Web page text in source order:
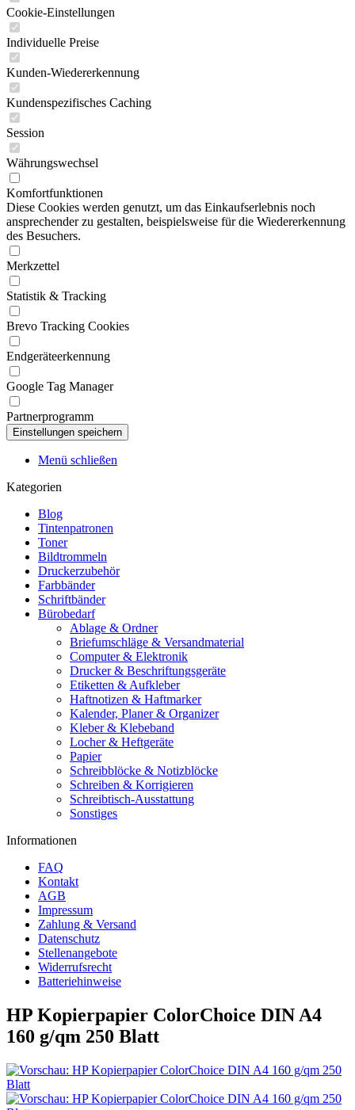
Cookie-Einstellungen
Individuelle Preise
Kunden-Wiedererkennung
Kundenspezifisches Caching
Session
Währungswechsel
Komfortfunktionen
Diese Cookies werden genutzt, um das Einkaufserlebnis noch
ansprechender zu gestalten, beispielsweise für die Wiedererkennung
des Besuchers.
Merkzettel
Statistik & Tracking
Brevo Tracking Cookies
Endgeräteerkennung
Google Tag Manager
Partnerprogramm
Menü schließen
Kategorien
Blog
Tintenpatronen
Toner
Bildtrommeln
Druckerzubehör
Farbbänder
Schriftbänder
Bürobedarf
Ablage & Ordner
Briefumschläge & Versandmaterial
Computer & Elektronik
Drucker & Beschriftungsgeräte
Etiketten & Aufkleber
Haftnotizen & Haftmarker
Kalender, Planer & Organizer
Kleber & Klebeband
Locher & Heftgeräte
Papier
Schreibblöcke & Notizblöcke
Schreiben & Korrigieren
Schreibtisch-Ausstattung
Sonstiges
Informationen
FAQ
Kontakt
AGB
Impressum
Zahlung & Versand
Datenschutz
Stellenangebote
Widerrufsrecht
Batteriehinweise
HP Kopierpapier ColorChoice DIN A4
160 g/qm 250 Blatt